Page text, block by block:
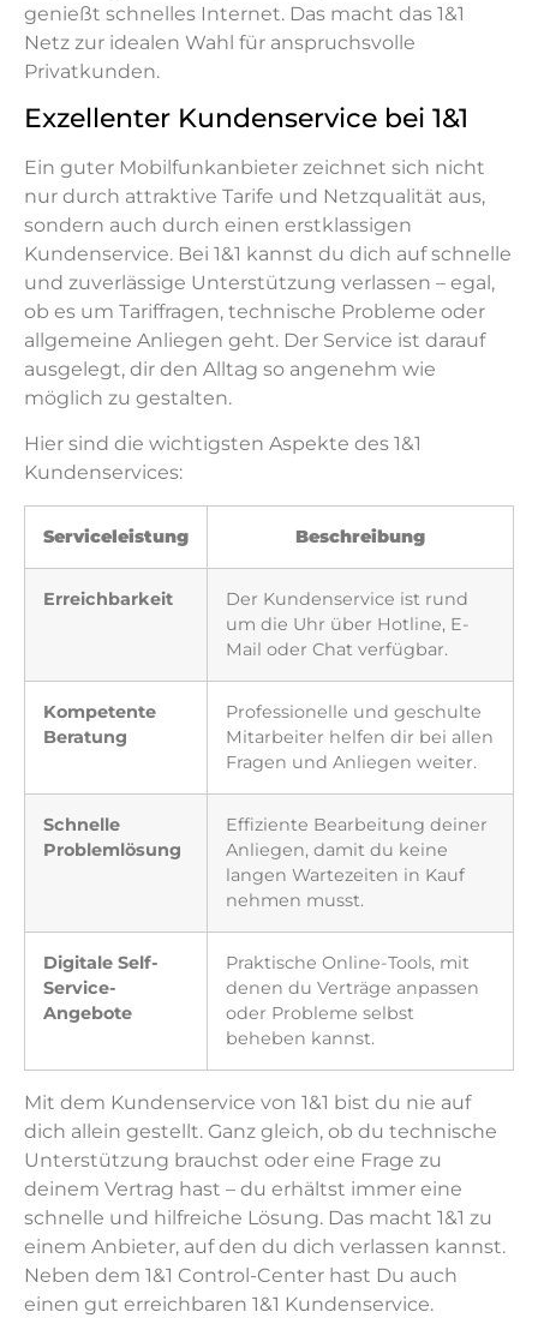
genießt schnelles Internet. Das macht das 1&1
Netz zur idealen Wahl für anspruchsvolle
Privatkunden.
Exzellenter Kundenservice bei 1&1
Ein guter Mobilfunkanbieter zeichnet sich nicht
nur durch attraktive Tarife und Netzqualität aus,
sondern auch durch einen erstklassigen
Kundenservice. Bei 1&1 kannst du dich auf schnelle
und zuverlässige Unterstützung verlassen – egal,
ob es um Tariffragen, technische Probleme oder
allgemeine Anliegen geht. Der Service ist darauf
ausgelegt, dir den Alltag so angenehm wie
möglich zu gestalten.
Hier sind die wichtigsten Aspekte des 1&1
Kundenservices:
Serviceleistung Beschreibung
Erreichbarkeit
Der Kundenservice ist rund
um die Uhr über Hotline, E-
Mail oder Chat verfügbar.
Kompetente
Beratung
Professionelle und geschulte
Mitarbeiter helfen dir bei allen
Fragen und Anliegen weiter.
Schnelle
Problemlösung
Effiziente Bearbeitung deiner
Anliegen, damit du keine
langen Wartezeiten in Kauf
nehmen musst.
Digitale Self-
Service-
Angebote
Praktische Online-Tools, mit
denen du Verträge anpassen
oder Probleme selbst
beheben kannst.
Mit dem Kundenservice von 1&1 bist du nie auf
dich allein gestellt. Ganz gleich, ob du technische
Unterstützung brauchst oder eine Frage zu
deinem Vertrag hast – du erhältst immer eine
schnelle und hilfreiche Lösung. Das macht 1&1 zu
einem Anbieter, auf den du dich verlassen kannst.
Neben dem 1&1 Control-Center hast Du auch
einen gut erreichbaren 1&1 Kundenservice.